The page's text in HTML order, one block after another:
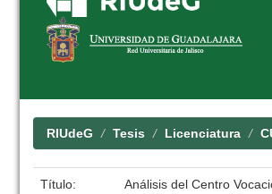
RIUdeG Tesis Licenciatura
Título:
Análisis del Centro